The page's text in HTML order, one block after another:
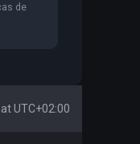
de
UTC+02:00